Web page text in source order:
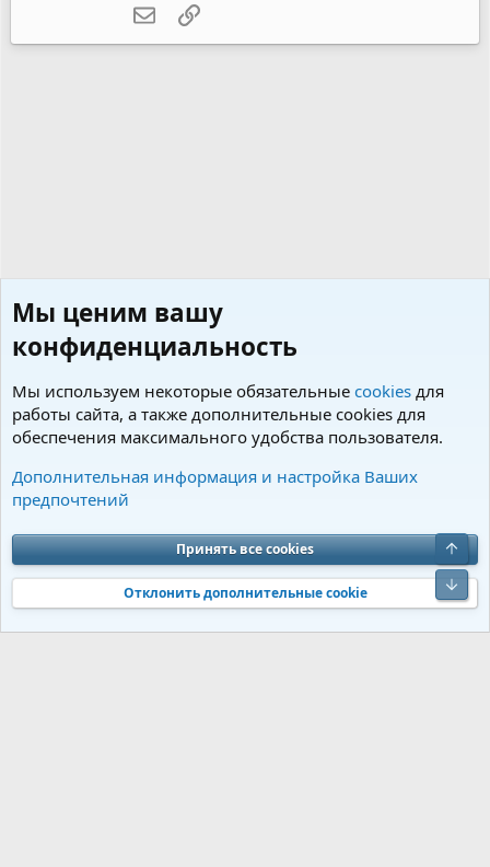
Электронная почта
Ссылка
Предлагаем щенков
Cookies Charm by DCom
Обратная связь
Условия и правила
Политика конфиденциальности
Помощь
S
S
Community platform by XenForo® © 2010-2026 XenForo Ltd. Перевод от
Jumuro®|Media embeds via s9e/MediaSites
Мы ценим вашу
конфиденциальность
Мы используем некоторые обязательные cookies для
работы сайта, а также дополнительные cookies для
обеспечения максимального удобства пользователя.
Дополнительная информация и настройка Ваших
предпочтений
Принять все cookies
Отклонить дополнительные cookie
Верх
Низ